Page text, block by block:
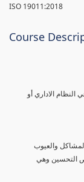
ISO 19011:2018
Course
الاداري أو
والعيوب
التحسين وهي